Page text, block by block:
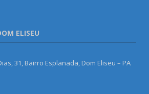
ELISEU
31, Bairro Esplanada, Dom Eliseu – PA